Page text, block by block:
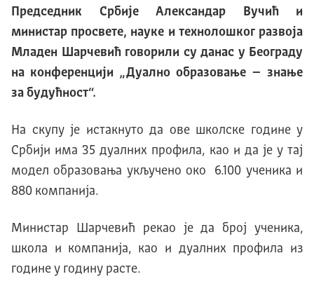
Председник Србије Александар Вучић и
министар просвете, науке и технолошког развоја
Младен Шарчевић говорили су данас у Београду
на конференцији „Дуално образовање – знање
за будућност“.
На скупу је истакнуто да ове школске године у
Србији има 35 дуалних профила, као и да је у тај
модел образовања укључено око 6.100 ученика и
880 компанија.
Министар Шарчевић рекао је да број ученика,
школа и компанија, као и дуалних профила из
године у годину расте.